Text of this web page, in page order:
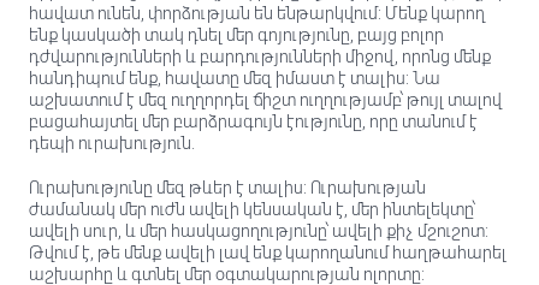
հավատ ունեն, փորձության են ենթարկվում: Մենք կարող
ենք կասկածի տակ դնել մեր գոյությունը, բայց բոլոր
դժվարությունների և բարդությունների միջով, որոնց մենք
հանդիպում ենք, հավատը մեզ իմաստ է տալիս: Նա
աշխատում է մեզ ուղղորդել ճիշտ ուղղությամբ՝ թույլ տալով
բացահայտել մեր բարձրագույն էությունը, որը տանում է
դեպի ուրախություն.
Ուրախությունը մեզ թևեր է տալիս: Ուրախության
ժամանակ մեր ուժն ավելի կենսական է, մեր ինտելեկտը՝
ավելի սուր, և մեր հասկացողությունը՝ ավելի քիչ մշուշոտ:
Թվում է, թե մենք ավելի լավ ենք կարողանում հաղթահարել
աշխարհը և գտնել մեր օգտակարության ոլորտը: